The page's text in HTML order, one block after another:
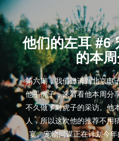
他们的左耳 #6
的本
第六期，我们邀请到北京电
他手虎子，来看看他本周分
不久做了对虎子的采访。他
人，所以这次他的推荐不用
宴。宠物同谋正在计划今年